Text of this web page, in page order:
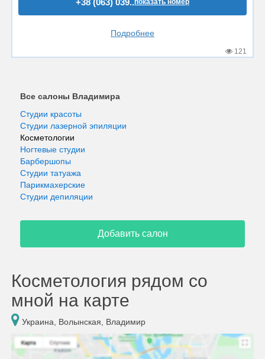
+38 (063) 039..показать номер
Подробнее
121
Все салоны Владимира
Студии красоты
Студии лазерной эпиляции
Косметологии
Ногтевые студии
Барбершопы
Студии татуажа
Парикмахерские
Студии депиляции
Добавить салон
Косметология рядом со
мной на карте
Украина, Волынская, Владимир